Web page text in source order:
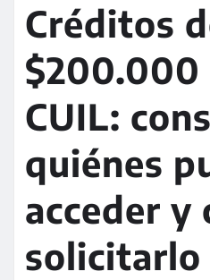
Créditos
$200.000
CUIL:
quiénes
acceder y
solicitarlo